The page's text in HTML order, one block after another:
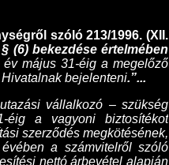
szóló 213/1996. (XII.
(6) bekezdése értelmében
május 31-éig a megelőző
bejelenteni.”...
vállalkozó – szükség
a vagyoni biztosítékot
szerződés megkötésének,
a számvitelről szóló
nettó árbevétel alapján